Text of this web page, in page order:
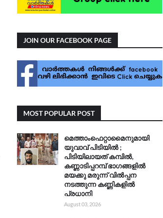
JOIN OUR FACEBOOK PAGE
MOST POPULAR POST
മെത്താംഫെറ്റാമൈനുമായി
യുവാവ് പിടിയിൽ ;
പിടിയിലായത് കമ്പിൽ,
കണ്ണാടിപ്പറമ്പ് ഭാഗങ്ങളിൽ
മയക്കു മരുന്ന് വിൽപ്പന
നടത്തുന്ന കണ്ണികളിൽ
പ്രധാനി
August 03, 2026